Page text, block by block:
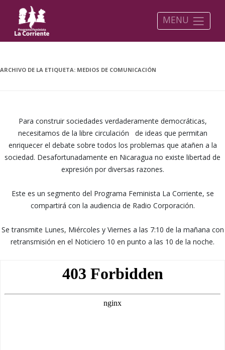
MENU
ARCHIVO DE LA ETIQUETA: MEDIOS DE COMUNICACIÓN
Para construir sociedades verdaderamente democráticas,
necesitamos de la libre circulación de ideas que permitan
enriquecer el debate sobre todos los problemas que atañen a la
sociedad. Desafortunadamente en Nicaragua no existe libertad de
expresión por diversas razones.
Este es un segmento del Programa Feminista La Corriente, se
compartirá con la audiencia de Radio Corporación.
Se transmite Lunes, Miércoles y Viernes a las 7:10 de la mañana con
retransmisión en el Noticiero 10 en punto a las 10 de la noche.